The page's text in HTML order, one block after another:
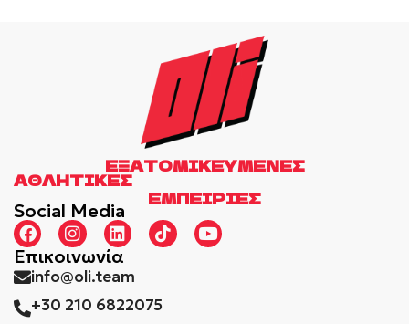
ΕΞΑΤΟΜΙΚΕΥΜΈΝΕΣ
ΑΘΛΗΤΙΚΕΣ
ΕΜΠΕΙΡΙΕΣ
Social Media
Επικοινωνία
info@oli.team
+30 210 6822075